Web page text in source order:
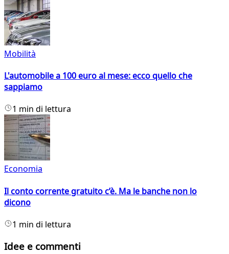
Mobilità
L'automobile a 100 euro al mese: ecco quello che
sappiamo
1 min di lettura
Economia
Il conto corrente gratuito c’è. Ma le banche non lo
dicono
1 min di lettura
Idee e commenti